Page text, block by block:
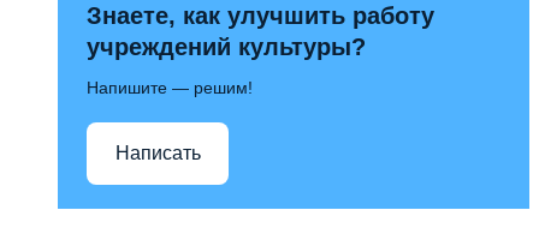
Знаете, как улучшить работу
учреждений культуры?
Напишите — решим!
Написать